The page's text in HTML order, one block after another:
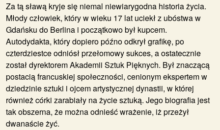
Za tą sławą kryje się niemal niewiarygodna historia życia.
Młody człowiek, który w wieku 17 lat uciekł z ubóstwa w
Gdańsku do Berlina i początkowo był kupcem.
Autodydakta, który dopiero późno odkrył grafikę, po
czterdziestce odniósł przełomowy sukces, a ostatecznie
został dyrektorem Akademii Sztuk Pięknych. Był znaczącą
postacią francuskiej społeczności, cenionym ekspertem w
dziedzinie sztuki i ojcem artystycznej dynastii, w której
również córki zarabiały na życie sztuką. Jego biografia jest
tak obszerna, że można odnieść wrażenie, iż przeżył
dwanaście żyć.